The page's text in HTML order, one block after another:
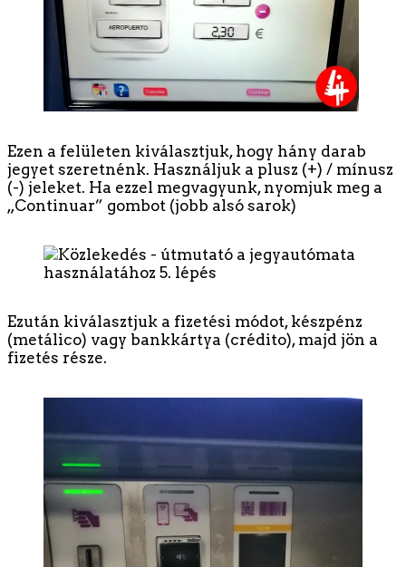
Ezen a felületen kiválasztjuk, hogy hány darab
jegyet szeretnénk. Használjuk a plusz (+) / mínusz
(-) jeleket. Ha ezzel megvagyunk, nyomjuk meg a
„Continuar” gombot (jobb alsó sarok)
Ezután kiválasztjuk a fizetési módot, készpénz
(metálico) vagy bankkártya (crédito), majd jön a
fizetés része.